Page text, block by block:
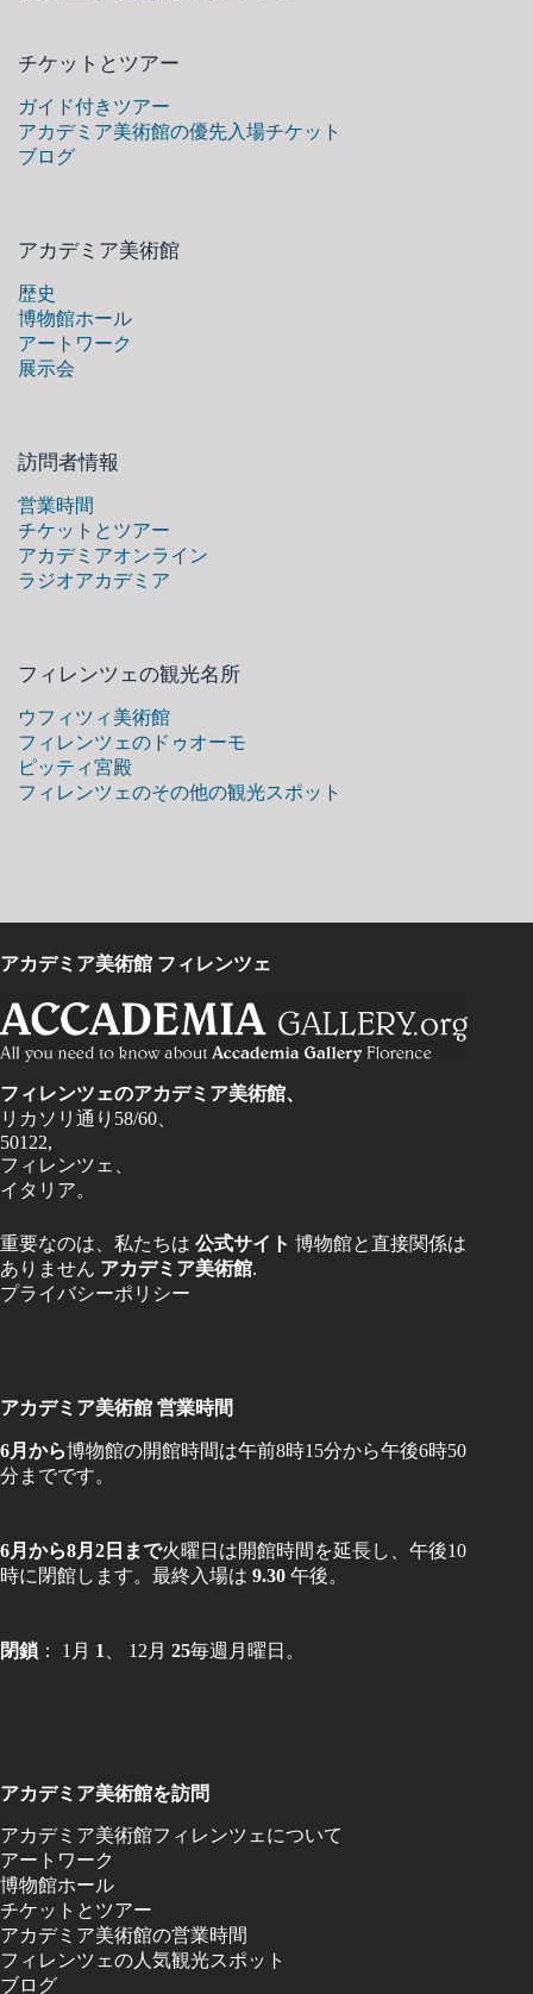
チケットとツアー
ガイド付きツアー
アカデミア美術館の優先入場チケット
ブログ
アカデミア美術館
歴史
博物館ホール
アートワーク
展示会
訪問者情報
営業時間
チケットとツアー
アカデミアオンライン
ラジオアカデミア
フィレンツェの観光名所
ウフィツィ美術館
フィレンツェのドゥオーモ
ピッティ宮殿
フィレンツェのその他の観光スポット
アカデミア美術館 フィレンツェ
フィレンツェのアカデミア美術館、
リカソリ通り58/60、
50122,
フィレンツェ、
イタリア。
重要なのは、私たちは 公式サイト 博物館と直接関係は
ありません アカデミア美術館.
プライバシーポリシー
アカデミア美術館 営業時間
6月から博物館の開館時間は午前8時15分から午後6時50
分までです。
6月から8月2日まで火曜日は開館時間を延長し、午後10
時に閉館します。最終入場は 9.30 午後。
閉鎖 ： 1月 1 、 12月 25毎週月曜日。
アカデミア美術館を訪問
アカデミア美術館フィレンツェについて
アートワーク
博物館ホール
チケットとツアー
アカデミア美術館の営業時間
フィレンツェの人気観光スポット
ブログ